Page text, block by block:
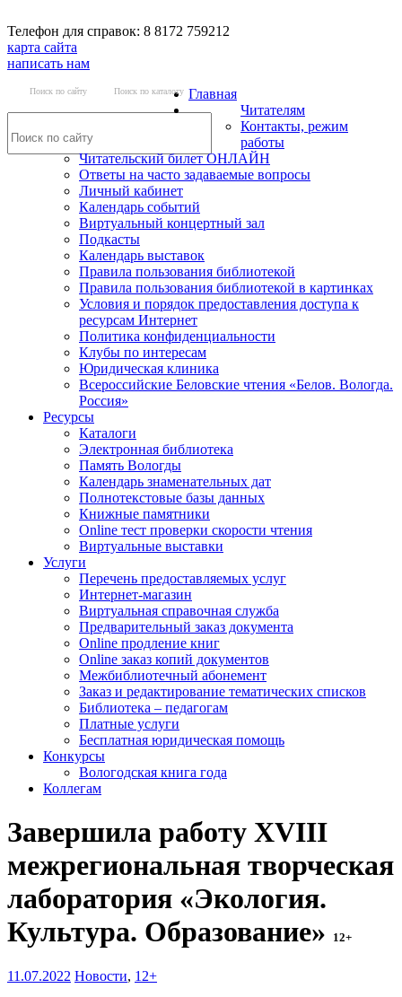
Телефон для справок: 8 8172 759212
карта сайта
написать нам
Поиск по сайту Поиск по каталогу Главная
Читателям
Контакты, режим
работы
Читательский билет ОНЛАЙН
Ответы на часто задаваемые вопросы
Личный кабинет
Календарь событий
Виртуальный концертный зал
Подкасты
Календарь выставок
Правила пользования библиотекой
Правила пользования библиотекой в картинках
Условия и порядок предоставления доступа к
ресурсам Интернет
Политика конфиденциальности
Клубы по интересам
Юридическая клиника
Всероссийские Беловские чтения «Белов. Вологда.
Россия»
Ресурсы
Каталоги
Электронная библиотека
Память Вологды
Календарь знаменательных дат
Полнотекстовые базы данных
Книжные памятники
Online тест проверки скорости чтения
Виртуальные выставки
Услуги
Перечень предоставляемых услуг
Интернет-магазин
Виртуальная справочная служба
Предварительный заказ документа
Online продление книг
Online заказ копий документов
Межбиблиотечный абонемент
Заказ и редактирование тематических списков
Библиотека – педагогам
Платные услуги
Бесплатная юридическая помощь
Конкурсы
Вологодская книга года
Коллегам
Завершила работу XVIII
межрегиональная творческая
лаборатория «Экология.
Культура. Образование»
12+
11.07.2022 Новости, 12+